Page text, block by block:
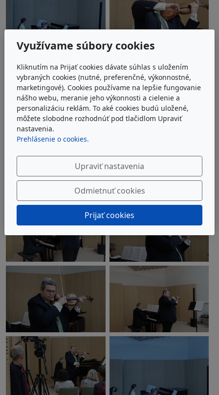
Využívame súbory cookies
Kliknutím na Prijať cookies dávate súhlas s uložením
vybraných cookies (nutné, preferenčné, výkonnostné,
marketingové). Cookies používame na lepšie fungovanie
nášho webu, meranie jeho výkonnosti a cielenie a
personalizáciu reklám. To aké cookies budú uložené,
môžete slobodne rozhodnúť pod tlačidlom Upraviť
nastavenia.
Prehlásenie o cookies.
Upraviť nastavenia
Odmietnuť cookies
Prijať cookies